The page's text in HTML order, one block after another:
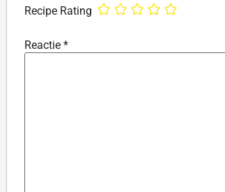
Recipe Rating
Reactie *